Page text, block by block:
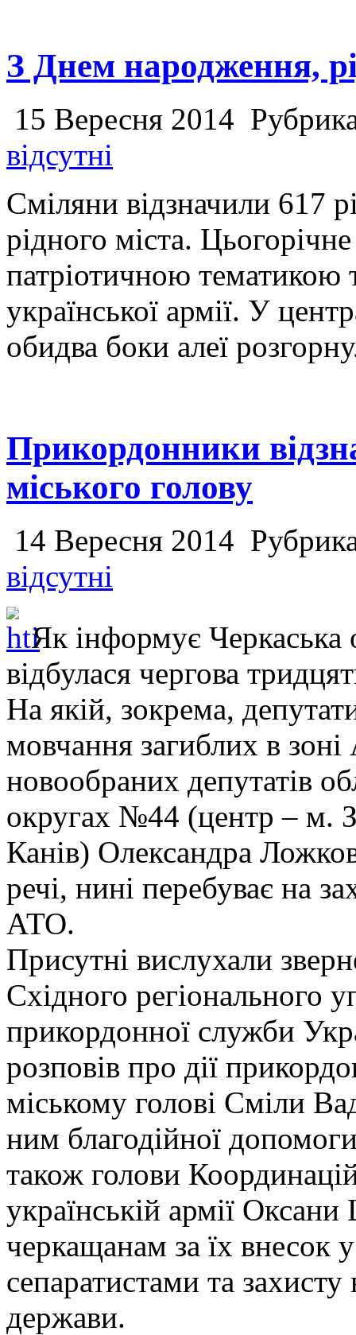
З Днем народження,
15 Вересня 2014
відсутні
Сміляни відзначили 617
рідного міста.
патріотичною
української армії. У
обидва боки алеї
Прикордонники
міського голову
14 Вересня 2014
відсутні
Як інформує Черкаська
відбулася чергова
На якій, зокрема,
мовчання загиблих в
новообраних депутатів
округах №44 (центр – м.
Канів) Олександра
речі, нині перебуває на
АТО.
Присутні вислухали
Східного регіонального
прикордонної служби
розповів про дії
міському голові Сміли
ним благодійної
також голови
українській армії
черкащанам за їх внесок
сепаратистами та захисту
держави.